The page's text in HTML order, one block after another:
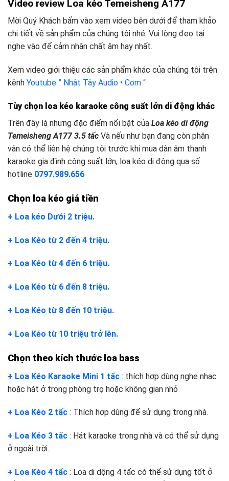
Video review Loa kéo Temeisheng A177
Mời Quý Khách bấm vào xem video bên dưới để tham khảo
chi tiết về sản phẩm của chúng tôi nhé. Vui lòng đeo tai
nghe vào để cảm nhận chất âm hay nhất.
Xem video giới thiệu các sản phẩm khác của chúng tôi trên
kênh Youtube ” Nhật Tây Audio • Com “
Tùy chọn loa kéo karaoke công suất lớn d i động khác
Trên đây là nhưng đặc điểm nổi bật của Loa kéo di động
Temeisheng A177 3.5 tấc Và nếu như bạn đang còn phân
vân có thể liên hệ chúng tôi trước khi mua dàn âm thanh
karaoke gia đình công suất lớn, loa kéo di động qua số
hotline 0797.989.656
Chọn loa kéo giá tiền
+ Loa kéo Dưới 2 triệu.
+ Loa Kéo từ 2 đến 4 triệu.
+ Loa Kéo từ 4 đến 6 triệu.
+ Loa Kéo từ 6 đến 8 triệu.
+ Loa Kéo từ 8 đến 10 triệu.
+ Loa Kéo từ 10 triệu trở lên.
Chọn theo kích thước loa bass
+ Loa Kéo Karaoke Mini 1 tấc : thích hơp dùng nghe nhạc
hoặc hát ở trong phòng trọ hoặc không gian nhỏ
+ Loa Kéo 2 tấc : Thích hợp dùng để sử dụng trong nhà.
+ Loa Kéo 3 tấc : Hát karaoke trong nhà và có thể sử dụng
ở ngoài trời.
+ Loa Kéo 4 tấc : Loa di dộng 4 tấc có thể sử dụng tốt ở